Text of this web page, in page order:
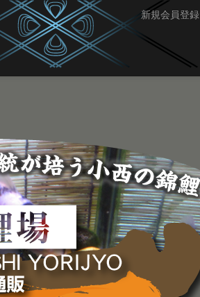
新規会員登録